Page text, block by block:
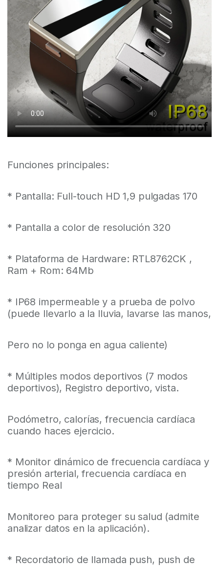
Funciones principales:
* Pantalla: Full-touch HD 1,9 pulgadas 170
* Pantalla a color de resolución 320
* Plataforma de Hardware: RTL8762CK ,
Ram + Rom: 64Mb
* IP68 impermeable y a prueba de polvo
(puede llevarlo a la lluvia, lavarse las manos,
Pero no lo ponga en agua caliente)
* Múltiples modos deportivos (7 modos
deportivos), Registro deportivo, vista.
Podómetro, calorías, frecuencia cardíaca
cuando haces ejercicio.
* Monitor dinámico de frecuencia cardíaca y
presión arterial, frecuencia cardíaca en
tiempo Real
Monitoreo para proteger su salud (admite
analizar datos en la aplicación).
* Recordatorio de llamada push, push de